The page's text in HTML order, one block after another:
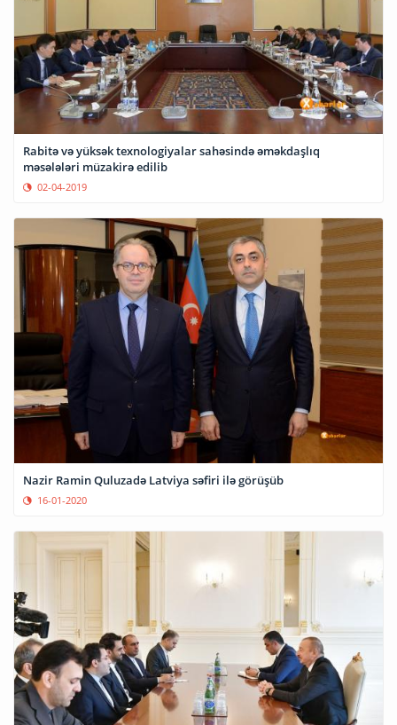
Rabitə və yüksək texnologiyalar sahəsində əməkdaşlıq
məsələləri müzakirə edilib
02-04-2019
Nazir Ramin Quluzadə Latviya səfiri ilə görüşüb
16-01-2020